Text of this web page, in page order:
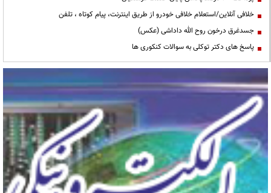
خلافی آنلاین/استعلام خلافی خودرو از طریق اینترنت، پیام کوتاه ، تلفن
جسدغرق درخون روح الله داداشی (عکس)
پاسخ های دکتر توکلی به سوالات کنکوری ها